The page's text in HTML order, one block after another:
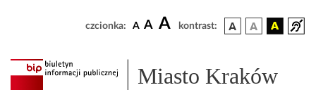
czcionka: A A A kontrast:
Miasto Kraków